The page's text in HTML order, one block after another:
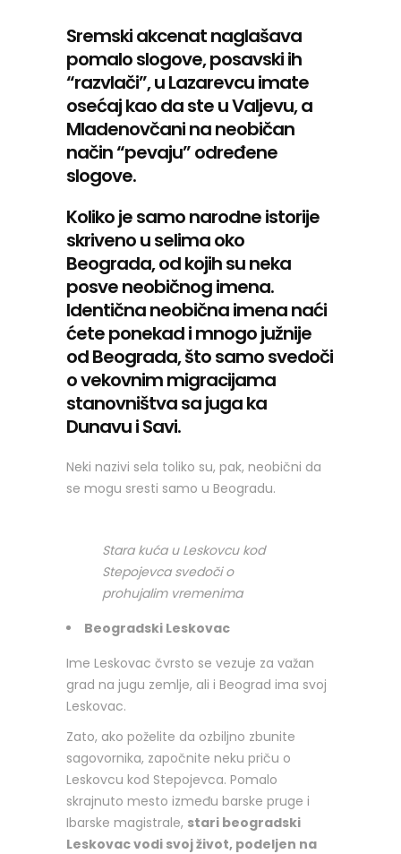
Sremski akcenat naglašava
pomalo slogove, posavski ih
“razvlači”, u Lazarevcu imate
osećaj kao da ste u Valjevu, a
Mladenovčani na neobičan
način “pevaju” određene
slogove.
Koliko je samo narodne istorije
skriveno u selima oko
Beograda, od kojih su neka
posve neobičnog imena.
Identična neobična imena naći
ćete ponekad i mnogo južnije
od Beograda, što samo svedoči
o vekovnim migracijama
stanovništva sa juga ka
Dunavu i Savi.
Neki nazivi sela toliko su, pak, neobični da
se mogu sresti samo u Beogradu.
Stara kuća u Leskovcu kod
Stepojevca svedoči o
prohujalim vremenima
Beogradski Leskovac
Ime Leskovac čvrsto se vezuje za važan
grad na jugu zemlje, ali i Beograd ima svoj
Leskovac.
Zato, ako poželite da ozbiljno zbunite
sagovornika, započnite neku priču o
Leskovcu kod Stepojevca. Pomalo
skrajnuto mesto između barske pruge i
Ibarske magistrale, stari beogradski
Leskovac vodi svoj život, podeljen na